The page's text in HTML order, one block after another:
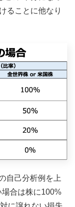
ることに他なり
自己分析例を上
合は株に100%